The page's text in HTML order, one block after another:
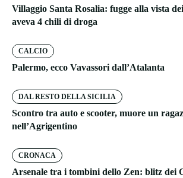
Villaggio Santa Rosalia: fugge alla vista
aveva 4 chili di droga
CALCIO
Palermo, ecco Vavassori dall’Atalanta
DAL RESTO DELLA SICILIA
Scontro tra auto e scooter, muore un
nell’Agrigentino
CRONACA
Arsenale tra i tombini dello Zen: blitz dei